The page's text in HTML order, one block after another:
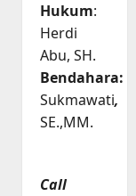
Hukum:
Herdi
Abu, SH.
Bendahara:
Sukmawati,
SE.,MM.
Call